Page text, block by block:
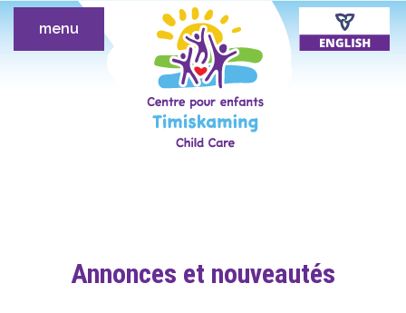
menu
Annonces et nouveautés